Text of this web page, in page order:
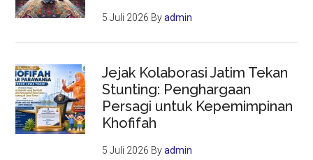
5 Juli 2026 Byadmin
Jejak Kolaborasi Jatim Tekan
Stunting: Penghargaan
Persagi untuk Kepemimpinan
Khofifah
5 Juli 2026 Byadmin